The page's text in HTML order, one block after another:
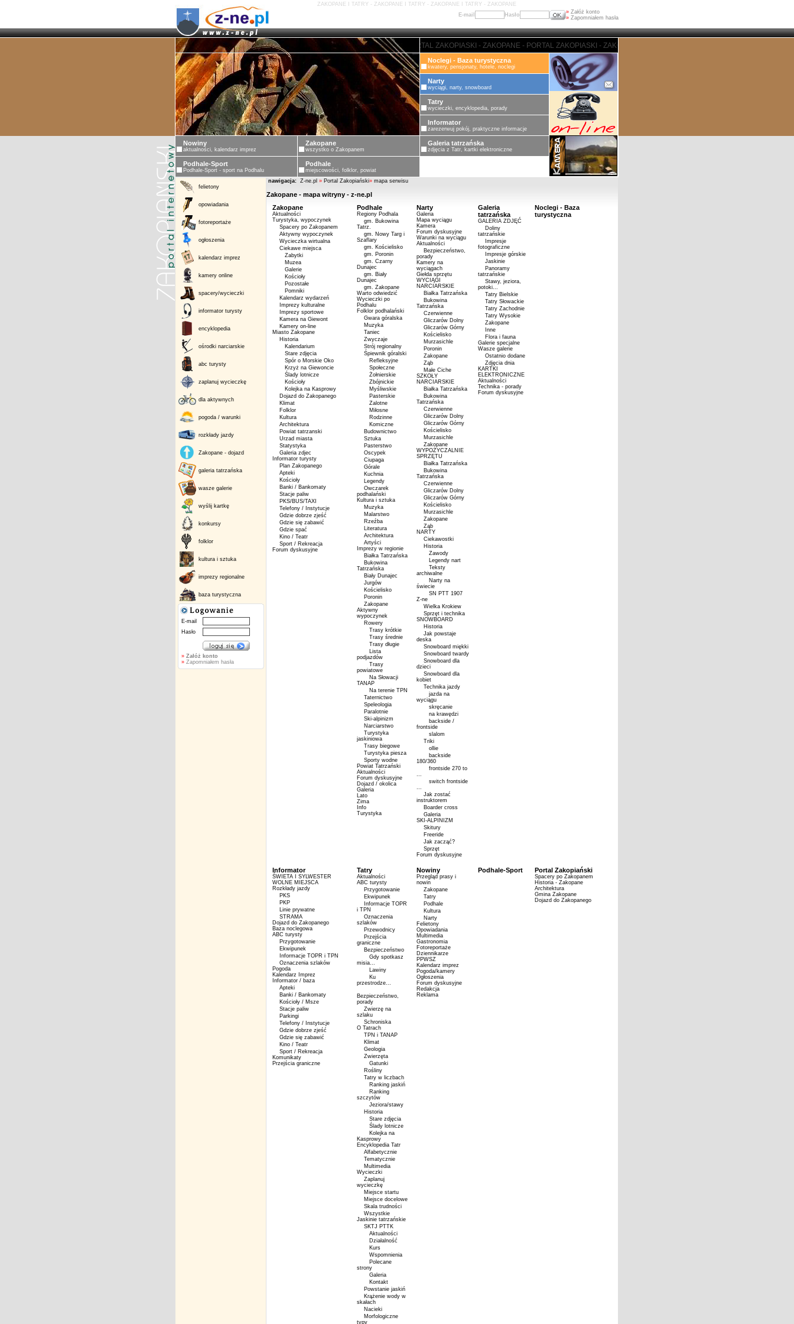
ZAKOPANE I TATRY - ZAKOPANE I TATRY - ZAKOPANE I TATRY - ZAKOPANE
E-mail
Hasło » Załóż konto
» Zapomniałem hasła
ZAKOPANE - PORTAL ZAKOPIASKI - ZAKOPANE - PORTAL ZAKOPIASKI - ZAKOPANE - PORTAL ZAKOPIASKI - ZAKOPANE
Noclegi - Baza turystyczna
kwatery, pensjonaty, hotele, noclegi
Narty
wyciągi, narty, snowboard
Tatry
wycieczki, encyklopedia, porady
Informator
zarezerwuj pokój, praktyczne informacje
Nowiny
aktualności, kalendarz imprez
Zakopane
wszystko o Zakopanem
Galeria tatrzańska
zdjęcia z Tatr, kartki elektroniczne
Podhale-Sport
Podhale-Sport - sport na Podhalu
Podhale
miejscowości, folklor, powiat
felietony
opowiadania
fotoreportaże
ogłoszenia
kalendarz imprez
kamery online
spacery/wycieczki
informator turysty
encyklopedia
ośrodki narciarskie
abc turysty
zaplanuj wycieczkę
dla aktywnych
pogoda / warunki
rozkłady jazdy
Zakopane - dojazd
galeria tatrzańska
wasze galerie
wyślij kartkę
konkursy
folklor
kultura i sztuka
imprezy regionalne
baza turystyczna
E-mail
Hasło
» Załóż konto
»Zapomniałem hasła
nawigacja: Z-ne.pl » Portal Zakopiański» mapa serwisu
Zakopane - mapa witryny - z-ne.pl
Zakopane
Aktualności
Turystyka, wypoczynek
Spacery po Zakopanem
Aktywny wypoczynek
Wycieczka wirtualna
Ciekawe miejsca
Zabytki
Muzea
Galerie
Kościoły
Pozostałe
Pomniki
Kalendarz wydarzeń
Imprezy kulturalne
Imprezy sportowe
Kamera na Giewont
Kamery on-line
Miasto Zakopane
Historia
Kalendarium
Stare zdjęcia
Spór o Morskie Oko
Krzyż na Giewoncie
Ślady lotnicze
Kościoły
Kolejka na Kasprowy
Dojazd do Zakopanego
Klimat
Folklor
Kultura
Architektura
Powiat tatrzanski
Urzad miasta
Statystyka
Galeria zdjec
Informator turysty
Plan Zakopanego
Apteki
Kościoły
Banki / Bankomaty
Stacje paliw
PKS/BUS/TAXI
Telefony / Instytucje
Gdzie dobrze zjeść
Gdzie się zabawić
Gdzie spać
Kino / Teatr
Sport / Rekreacja
Forum dyskusyjne
Podhale
Regiony Podhala
gm. Bukowina
Tatrz.
gm. Nowy Targ i
Szaflary
gm. Kościelisko
gm. Poronin
gm. Czarny
Dunajec
gm. Biały
Dunajec
gm. Zakopane
Warto odwiedzić
Wycieczki po
Podhalu
Folklor podhalański
Gwara góralska
Muzyka
Taniec
Zwyczaje
Strój regionalny
Śpiewnik góralski
Refleksyjne
Społeczne
Żołnierskie
Zbójnickie
Myśliwskie
Pasterskie
Zalotne
Miłosne
Rodzinne
Komiczne
Budownictwo
Sztuka
Pasterstwo
Oscypek
Ciupaga
Górale
Kuchnia
Legendy
Owczarek
podhalański
Kultura i sztuka
Muzyka
Malarstwo
Rzeźba
Literatura
Architektura
Artyści
Imprezy w regionie
Białka Tatrzańska
Bukowina
Tatrzańska
Biały Dunajec
Jurgów
Kościelisko
Poronin
Zakopane
Aktywny
wypoczynek
Rowery
Trasy krótkie
Trasy średnie
Trasy długie
Lista
podjazdów
Trasy
powiatowe
Na Słowacji
TANAP
Na terenie TPN
Taternictwo
Speleologia
Paralotnie
Ski-alpinizm
Narciarstwo
Turystyka
jaskiniowa
Trasy biegowe
Turystyka piesza
Sporty wodne
Powiat Tatrzański
Aktualności
Forum dyskusyjne
Dojazd / okolica
Galeria
Lato
Zima
Info
Turystyka
Narty
Galeria
Mapa wyciągu
Kamera
Forum dyskusyjne
Warunki na wyciągu
Aktualności
Bezpieczeństwo,
porady
Kamery na
wyciągach
Giełda sprzętu
WYCIĄGI
NARCIARSKIE
Białka Tatrzańska
Bukowina
Tatrzańska
Czerwienne
Gliczarów Dolny
Gliczarów Górny
Kościelisko
Murzasichle
Poronin
Zakopane
Ząb
Małe Ciche
SZKOŁY
NARCIARSKIE
Białka Tatrzańska
Bukowina
Tatrzańska
Czerwienne
Gliczarów Dolny
Gliczarów Górny
Kościelisko
Murzasichle
Zakopane
WYPOŻYCZALNIE
SPRZĘTU
Białka Tatrzańska
Bukowina
Tatrzańska
Czerwienne
Gliczarów Dolny
Gliczarów Górny
Kościelisko
Murzasichle
Zakopane
Ząb
NARTY
Ciekawostki
Historia
Zawody
Legendy nart
Teksty
archiwalne
Narty na
świecie
SN PTT 1907
Z-ne
Wielka Krokiew
Sprzęt i technika
SNOWBOARD
Historia
Jak powstaje
deska
Snowboard miękki
Snowboard twardy
Snowboard dla
dzieci
Snowboard dla
kobiet
Technika jazdy
jazda na
wyciągu
skręcanie
na krawędzi
backside /
frontside
slalom
Triki
ollie
backside
180/360
frontside 270 to
...
switch frontside
...
Jak zostać
instruktorem
Boarder cross
Galeria
SKI-ALPINIZM
Skitury
Freeride
Jak zacząć?
Sprzęt
Forum dyskusyjne
Galeria
tatrzańska
GALERIA ZDJĘĆ
Doliny
tatrzańskie
Impresje
fotograficzne
Impresje górskie
Jaskinie
Panoramy
tatrzańskie
Stawy, jeziora,
potoki...
Tatry Bielskie
Tatry Słowackie
Tatry Zachodnie
Tatry Wysokie
Zakopane
Inne
Flora i fauna
Galerie specjalne
Wasze galerie
Ostatnio dodane
Zdjęcia dnia
KARTKI
ELEKTRONICZNE
Aktualności
Technika - porady
Forum dyskusyjne
Noclegi - Baza
turystyczna
Informator
ŚWIETA I SYLWESTER
WOLNE MIEJSCA
Rozkłady jazdy
PKS
PKP
Linie prywatne
STRAMA
Dojazd do Zakopanego
Baza noclegowa
ABC turysty
Przygotowanie
Ekwipunek
Informacje TOPR i TPN
Oznaczenia szlaków
Pogoda
Kalendarz Imprez
Informator / baza
Apteki
Banki / Bankomaty
Kościoły / Msze
Stacje paliw
Parkingi
Telefony / Instytucje
Gdzie dobrze zjeść
Gdzie się zabawić
Kino / Teatr
Sport / Rekreacja
Komunikaty
Przejścia graniczne
Tatry
Aktualności
ABC turysty
Przygotowanie
Ekwipunek
Informacje TOPR
i TPN
Oznaczenia
szlaków
Przewodnicy
Przejścia
graniczne
Bezpieczeństwo
Gdy spotkasz
misia...
Lawiny
Ku
przestrodze...
Bezpieczeństwo,
porady
Zwierzę na
szlaku
Schroniska
O Tatrach
TPN i TANAP
Klimat
Geologia
Zwierzęta
Gatunki
Rośliny
Tatry w liczbach
Ranking jaskiń
Ranking
szczytów
Jeziora/stawy
Historia
Stare zdjęcia
Ślady lotnicze
Kolejka na
Kasprowy
Encyklopedia Tatr
Alfabetycznie
Tematycznie
Multimedia
Wycieczki
Zaplanuj
wycieczkę
Miejsce startu
Miejsce docelowe
Skala trudności
Wszystkie
Jaskinie tatrzańskie
SKTJ PTTK
Aktualności
Działalność
Kurs
Wspomnienia
Polecane
strony
Galeria
Kontakt
Powstanie jaskiń
Krążenie wody w
skałach
Nacieki
Morfologiczne
typy
Nowiny
Przegląd prasy i
nowin
Zakopane
Tatry
Podhale
Kultura
Narty
Felietony
Opowiadania
Multimedia
Gastronomia
Fotoreportaże
Dziennikarze
PPWSZ
Kalendarz imprez
Pogoda/kamery
Ogłoszenia
Forum dyskusyjne
Redakcja
Reklama
Podhale-Sport Portal Zakopiański
Spacery po Zakopanem
Historia - Zakopane
Architektura
Gmina Zakopane
Dojazd do Zakopanego